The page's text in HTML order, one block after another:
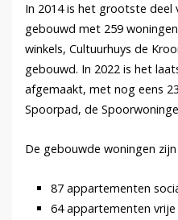
In 2014 is het grootste deel
gebouwd met 259
winkels, Cultuurhuys de
gebouwd. In 2022 is het
afgemaakt, met nog eens
Spoorpad, de
De gebouwde woningen
87 appartementen
64 appartementen